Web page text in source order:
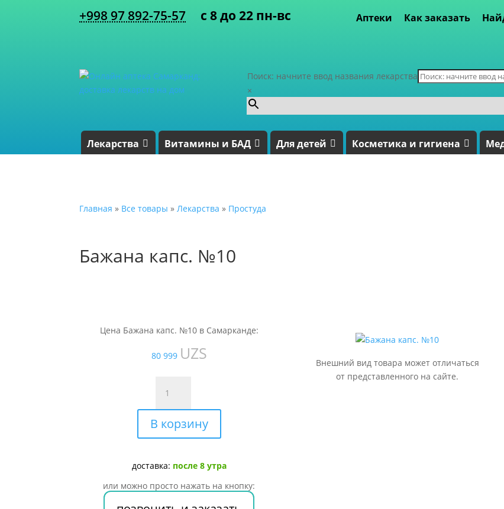
+998 97 892-75-57 с 8 до 22 пн-вс Аптеки Как заказать
Поиск: начните ввод названия лекарства
×
Лекарства Витамины и БАД Для детей Косметика и гигиена
Главная » Все товары » Лекарства » Простуда
Бажана капс. №10
Цена Бажана капс. №10 в Самарканде:
80 999 UZS
товара
Бажана
капс.
№10
В корзину
доставка: после 8 утра
или можно просто нажать на кнопку:
Внешний вид товара может отличаться
от представленного на сайте.